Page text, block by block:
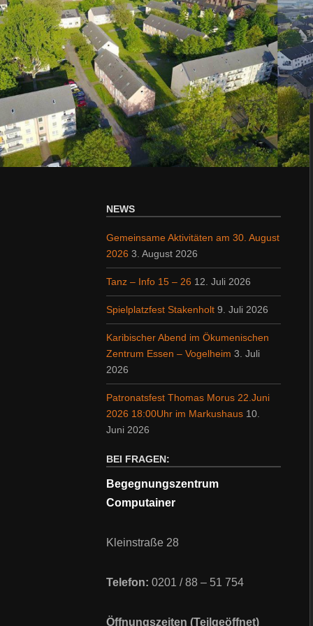
NEWS
Gemeinsame Aktivitäten am 30. August
2026 3. August 2026
Tanz – Info 15 – 26 12. Juli 2026
Spielplatzfest Stakenholt 9. Juli 2026
Karibischer Abend im Ökumenischen
Zentrum Essen – Vogelheim 3. Juli
2026
Patronatsfest Thomas Morus 22.Juni
2026 18:00Uhr im Markushaus 10.
Juni 2026
BEI FRAGEN:
Begegnungszentrum
Computainer
Kleinstraße 28
Telefon: 0201 / 88 – 51 754
Öffnungszeiten (Teilgeöffnet)